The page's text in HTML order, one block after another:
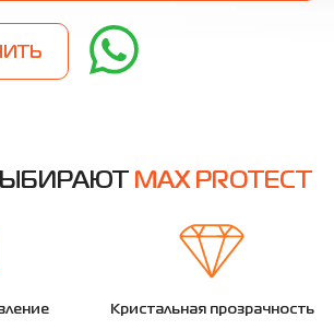
MAX PROTECT
Кристальная прозрачность